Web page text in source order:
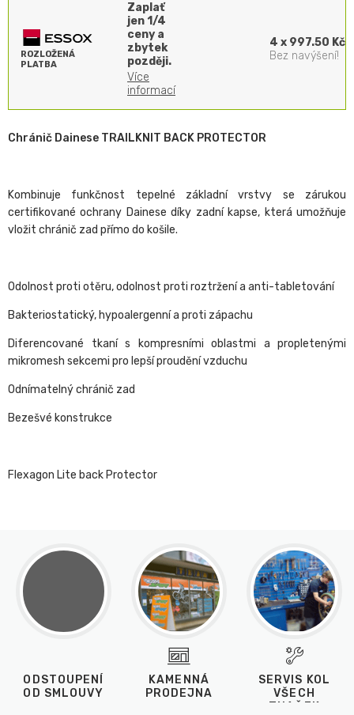
ROZLOŽENÁ
PLATBA
Zaplať
jen 1/4
ceny a
zbytek
později.
Více
informací
4 x 997.50 Kč
Bez navýšení!
Chránič Dainese TRAILKNIT BACK PROTECTOR
Kombinuje funkčnost tepelné základní vrstvy se zárukou
certifikované ochrany Dainese díky zadní kapse, která umožňuje
vložit chránič zad přímo do košile.
Odolnost proti otěru, odolnost proti roztržení a anti-tabletování
Bakteriostatický, hypoalergenní a proti zápachu
Diferencované tkaní s kompresními oblastmi a propletenými
mikromesh sekcemi pro lepší proudění vzduchu
Odnímatelný chránič zad
Bezešvé konstrukce
Flexagon Lite back Protector
ODSTOUPENÍ
OD SMLOUVY
KAMENNÁ
PRODEJNA
SERVIS KOL
VŠECH
ZNAČEK